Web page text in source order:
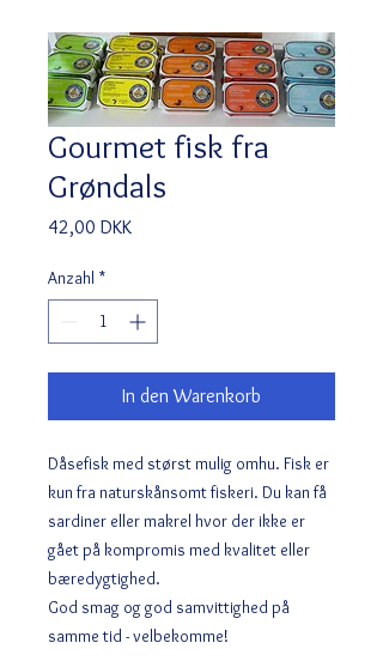
Gourmet fisk fra
Grøndals
42,00 DKKPreis
Anzahl *
In den Warenkorb
Dåsefisk med størst mulig omhu. Fisk er
kun fra naturskånsomt fiskeri. Du kan få
sardiner eller makrel hvor der ikke er
gået på kompromis med kvalitet eller
bæredygtighed.
God smag og god samvittighed på
samme tid - velbekomme!